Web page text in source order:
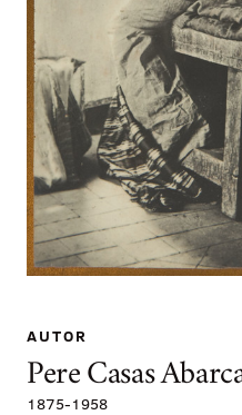
AUTOR
Pere Casas
1875-1958